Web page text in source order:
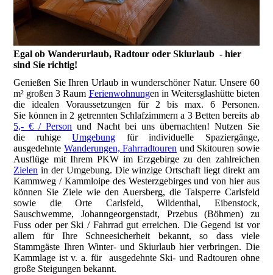
Egal ob Wanderurlaub, Radtour oder Skiurlaub - hier
sind Sie richtig!
Genießen Sie Ihren Urlaub in wunderschöner Natur. Unsere 60
m² großen 3 Raum Ferienwohnungen in Weitersglashütte bieten
die idealen Voraussetzungen für 2 bis max. 6 Personen.
Sie können in 2 getrennten Schlafzimmern a 3 Betten bereits ab
5,- € / Person und Nacht bei uns übernachten! Nutzen Sie
die ruhigeUmgebung für individuelle Spaziergänge,
ausgedehnte Wanderungen, Fahrradtouren und Skitouren sowie
Ausflüge mit Ihrem PKW im Erzgebirge zu den zahlreichen
Zielen in der Umgebung. Die winzige Ortschaft liegt direkt am
Kammweg / Kammloipe des Westerzgebirges und von hier aus
können Sie Ziele wie den Auersberg, die Talsperre Carlsfeld
sowie die Orte Carlsfeld, Wildenthal, Eibenstock,
Sauschwemme, Johanngeorgenstadt, Przebus (Böhmen) zu
Fuss oder per Ski / Fahrrad gut erreichen. Die Gegend ist vor
allem für Ihre Schneesicherheit bekannt, so dass viele
Stammgäste Ihren Winter- und Skiurlaub hier verbringen. Die
Kammlage ist v. a. für ausgedehnte Ski- und Radtouren ohne
große Steigungen bekannt.